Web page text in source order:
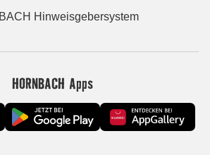
Hinweisgebersystem
HORNBACH Apps